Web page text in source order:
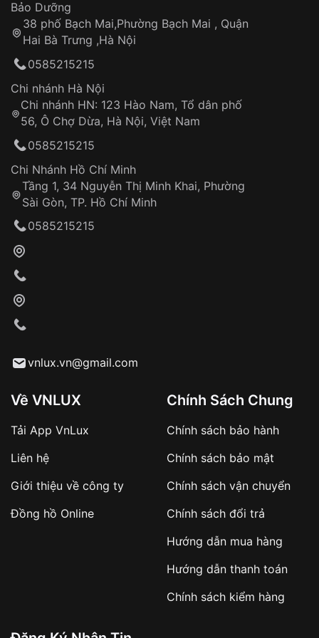
Thời gian tính từ khi xác nhận đơn hàng thành
công
Hotline: 0585 215 215
Từ khóa SEO:
Khách hàng kiểm tra và thanh toán trực tiếp
Từ khóa SEO:
sản phẩm đặc biệt
hàng
Số tiền còn lại thanh toán khi nhận hàng hoặc
✔️ Đảm bảo xử lý đơn hàng nhanh chóng
✔️ Hạn chế tình trạng hủy đơn không mong
Sản phẩm đã bị:
Tự ý sửa chữa
thống VNLUX
Đảm bảo quyền lợi khách hàng
Đồng hành cùng khách hàng trong suốt quá
trình sử dụng
Bảo Dưỡng
38 phố Bạch Mai,Phường Bạch Mai , Quận
Hai Bà Trưng ,Hà Nội
0585215215
Chi nhánh Hà Nội
Chi nhánh HN: 123 Hào Nam, Tổ dân phố
56, Ô Chợ Dừa, Hà Nội, Việt Nam
0585215215
Chi Nhánh Hồ Chí Minh
Tầng 1, 34 Nguyễn Thị Minh Khai, Phường
Sài Gòn, TP. Hồ Chí Minh
0585215215
vnlux.vn@gmail.com
Về VNLUX
Tải App VnLux
Liên hệ
Giới thiệu về công ty
Đồng hồ Online
Chính Sách Chung
Chính sách bảo hành
Chính sách bảo mật
Chính sách vận chuyển
Chính sách đổi trả
Hướng dẫn mua hàng
Hướng dẫn thanh toán
Chính sách kiểm hàng